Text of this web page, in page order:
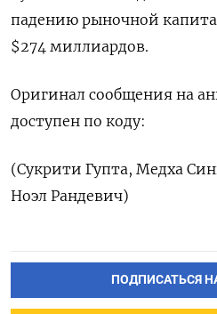
падению рыночной
$274 миллиардов.
Оригинал сообщения на
доступен по коду:
(Сукрити Гупта, Медха
Ноэл Рандевич)
ПОДПИСАТЬСЯ